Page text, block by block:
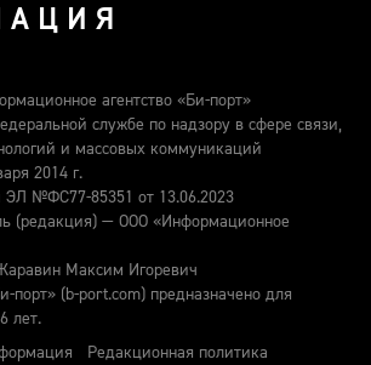
агентство «Би-порт»
службе по надзору в сфере связи,
и массовых коммуникаций
2014 г.
ЭЛ №ФС77-85351 от 13.06.2023
(редакция) — ООО «Информационное
Максим Игоревич
порт» (b-port.com) предназначено для
лет.
Редакционная политика